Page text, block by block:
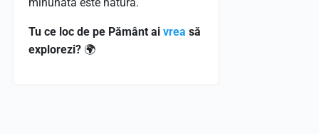
Tu ce loc de pe Pământ ai vrea să
explorezi? 🌍